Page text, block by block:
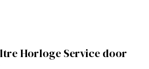
Horloge Service door